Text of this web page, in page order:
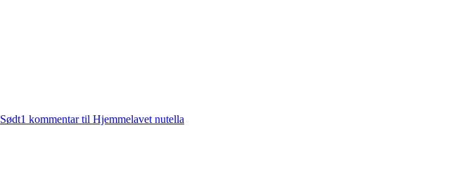
Sødt1 kommentartil Hjemmelavet nutella